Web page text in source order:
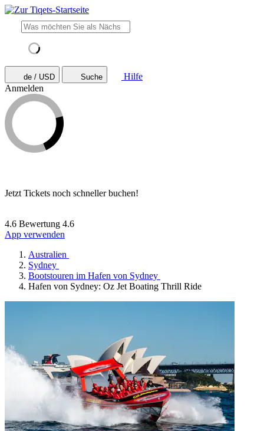
de / USD Suche
Hilfe
Anmelden
Jetzt Tickets noch schneller buchen!
4.6 Bewertung 4.6
App verwenden
Australien
Sydney
Bootstouren im Hafen von Sydney
Hafen von Sydney: Oz Jet Boating Thrill Ride